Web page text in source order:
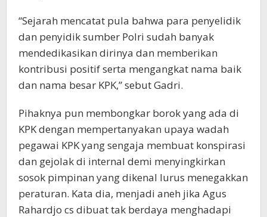
“Sejarah mencatat pula bahwa para penyelidik
dan penyidik sumber Polri sudah banyak
mendedikasikan dirinya dan memberikan
kontribusi positif serta mengangkat nama baik
dan nama besar KPK,” sebut Gadri.
Pihaknya pun membongkar borok yang ada di
KPK dengan mempertanyakan upaya wadah
pegawai KPK yang sengaja membuat konspirasi
dan gejolak di internal demi menyingkirkan
sosok pimpinan yang dikenal lurus menegakkan
peraturan. Kata dia, menjadi aneh jika Agus
Rahardjo cs dibuat tak berdaya menghadapi